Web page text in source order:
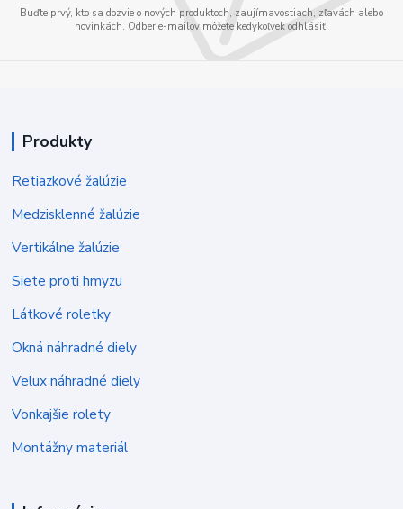
Buďte prvý, kto sa dozvie o nových produktoch, zaujímavostiach, zľavách alebo
novinkách. Odber e-mailov môžete kedykoľvek odhlásiť.
Produkty
Retiazkové žalúzie
Medzisklenné žalúzie
Vertikálne žalúzie
Siete proti hmyzu
Látkové roletky
Okná náhradné diely
Velux náhradné diely
Vonkajšie rolety
Montážny materiál